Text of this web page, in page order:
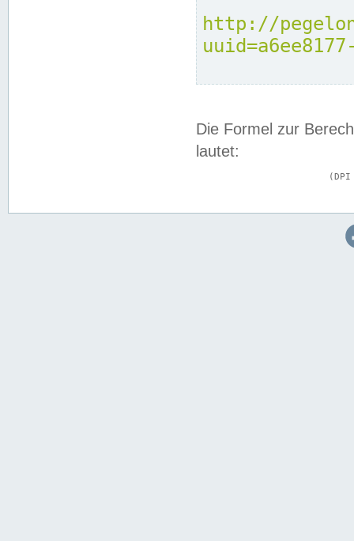
http://
Die Formel zur
lautet: